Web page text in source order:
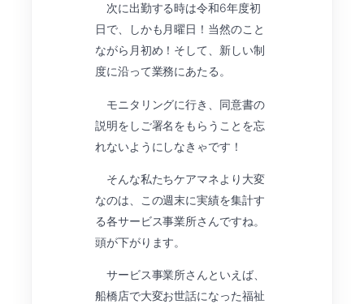
次に出勤する時は令和6年度初
日で、しかも月曜日！当然のこと
ながら月初め！そして、新しい制
度に沿って業務にあたる。
モニタリングに行き、同意書の
説明をしご署名をもらうことを忘
れないようにしなきゃです！
そんな私たちケアマネより大変
なのは、この週末に実績を集計す
る各サービス事業所さんですね。
頭が下がります。
サービス事業所さんといえば、
船橋店で大変お世話になった福祉